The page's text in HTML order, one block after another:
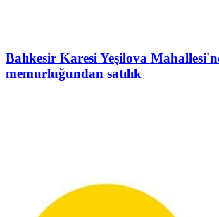
Balıkesir Karesi Yeşilova
memurluğundan satılık